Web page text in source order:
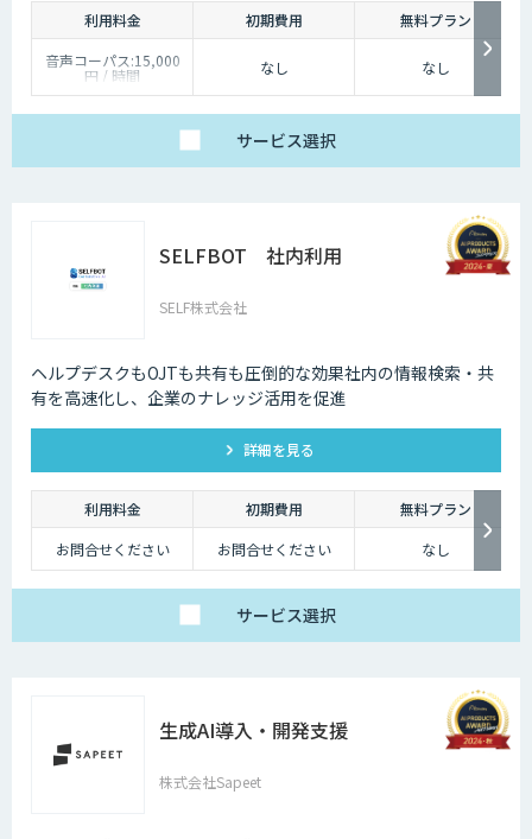
利用料金 初期費用
無料プラン
音声コーパス:15,000
円 / 時間
人物写真画像収集:300
なし なし
サービス選択
SELFBOT 社内利用
SELF株式会社
ヘルプデスクもOJTも共有も圧倒的な効果社内の情報検索・共
有を高速化し、企業のナレッジ活用を促進
詳細を見る
利用料金 初期費用
無料プラン
お問合せください
お問合せください なし
サービス選択
生成AI導入・開発支援
株式会社Sapeet